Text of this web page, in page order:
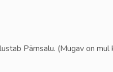
Pärnsalu. (Mugav on